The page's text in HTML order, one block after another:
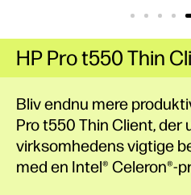
Bliv endnu mere
Pro t550 Thin Client,
virksomhedens vigtige
med en Intel® Celeron®-
HP Pro t550 Thin